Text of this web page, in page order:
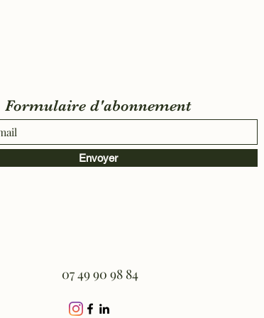
Formulaire d'abonnement
Envoyer
07 49 90 98 84